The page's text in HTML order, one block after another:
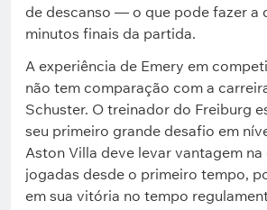
de descanso — o que pode fazer a
minutos finais da partida.
A experiência de Emery em
não tem comparação com a
Schuster. O treinador do Freiburg
seu primeiro grande desafio em
Aston Villa deve levar vantagem
jogadas desde o primeiro tempo,
em sua vitória no tempo